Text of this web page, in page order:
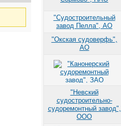
"Судостроительный
завод Пелла", АО
"Окская судоверфь",
АО
"Невский
судостроительно-
судоремонтный завод",
ООО